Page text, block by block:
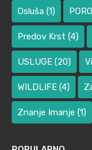
Osluša (1)
Predov Krst (4)
USLUGE (20)
WILDLIFE (4)
Znanje Imanje (1)